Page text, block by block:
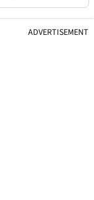
ADVERTISEMENT